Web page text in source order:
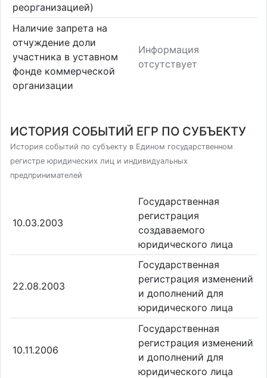
реорганизацией)
Наличие запрета на
отчуждение доли
участника в уставном
фонде коммерческой
организации
Информация
отсутствует
ИСТОРИЯ СОБЫТИЙ ЕГР ПО СУБЪЕКТУ
История событий по субъекту в Едином государственном
регистре юридических лиц и индивидуальных
предпринимателей
10.03.2003
Государственная
регистрация
создаваемого
юридического лица
22.08.2003
Государственная
регистрация изменений
и дополнений для
юридического лица
10.11.2006
Государственная
регистрация изменений
и дополнений для
юридического лица